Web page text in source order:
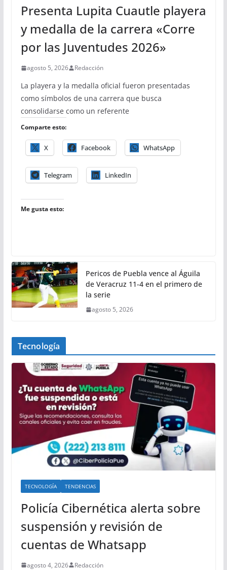
Presenta Lupita Cuautle playera
y medalla de la carrera «Corre
por las Juventudes 2026»
agosto 5, 2026 Redacción
La playera y la medalla oficial fueron presentadas
como símbolos de una carrera que busca
consolidarse como un referente
Comparte esto:
X Facebook WhatsApp
Telegram LinkedIn
Me gusta esto:
Pericos de Puebla vence al Águila
de Veracruz 11-4 en el primero de
la serie
agosto 5, 2026
Tecnología
TECNOLOGÍA TENDENCIAS
Policía Cibernética alerta sobre
suspensión y revisión de
cuentas de Whatsapp
agosto 4, 2026 Redacción